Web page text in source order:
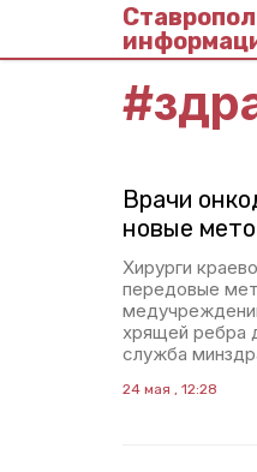
#
Врачи
новые
Хирурги
передовые
хрящей ребра
служба
24 мая , 12:28